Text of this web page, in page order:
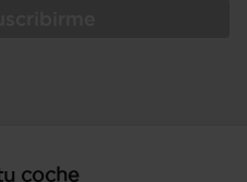
coche